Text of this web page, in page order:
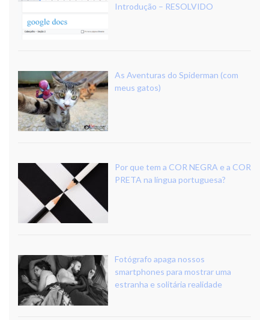
Introdução – RESOLVIDO
As Aventuras do Spiderman (com
meus gatos)
Por que tem a COR NEGRA e a COR
PRETA na língua portuguesa?
Fotógrafo apaga nossos
smartphones para mostrar uma
estranha e solitária realidade